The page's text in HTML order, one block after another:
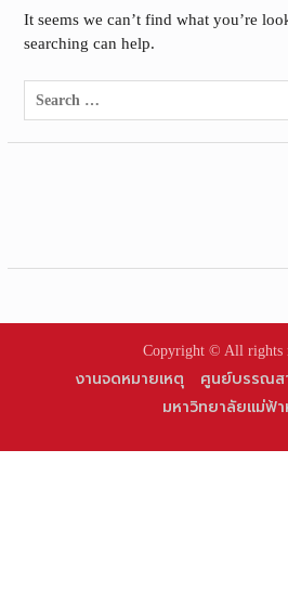
It seems we can’t find what you’re
searching can help.
Search
for:
Copyright © All rights
งานจดหมายเหตุ
ศูนย์บรรณส
มหาวิทยาลัยแม่ฟ้